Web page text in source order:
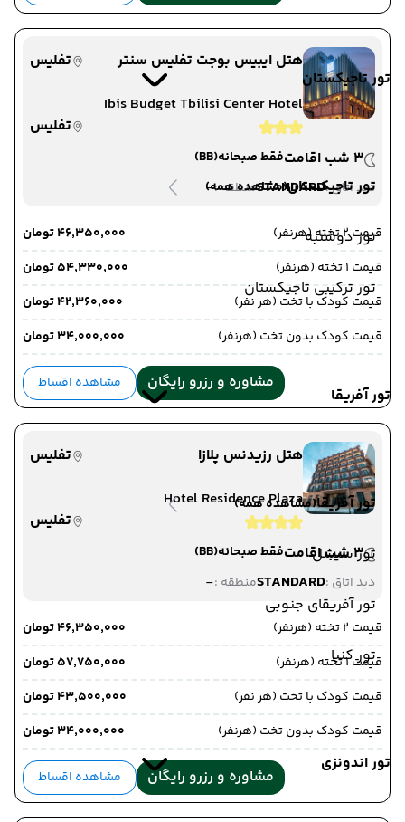
تور تاجیکستان
تور تاجیکستان(مشاهده همه)
تور دوشنبه
تور ترکیبی تاجیکستان
تور آفریقا
تور آفریقا(مشاهده همه)
تور سیشل
تور آفریقای جنوبی
تور کنیا
تور اندونزی
هتل ایبیس بوجت تفلیس سنتر
تفلیس
Ibis Budget Tbilisi Center Hotel
تفلیس
3 شب اقامت
فقط صبحانه(BB)
دید اتاق :STANDARDمنطقه :-
قیمت 2 تخته (هرنفر)
۴۶٬۳۵۰٬۰۰۰ تومان
قیمت 1 تخته (هرنفر)
۵۴٬۳۳۰٬۰۰۰ تومان
قیمت کودک با تخت (هر نفر)
۴۲٬۳۶۰٬۰۰۰ تومان
قیمت کودک بدون تخت (هرنفر)
۳۴٬۰۰۰٬۰۰۰ تومان
مشاوره و رزرو رایگان مشاهده اقساط
هتل رزیدنس پلازا
تفلیس
Hotel Residence Plaza
تفلیس
3 شب اقامت
فقط صبحانه(BB)
دید اتاق :STANDARDمنطقه :-
قیمت 2 تخته (هرنفر)
۴۶٬۳۵۰٬۰۰۰ تومان
قیمت 1 تخته (هرنفر)
۵۷٬۷۵۰٬۰۰۰ تومان
قیمت کودک با تخت (هر نفر)
۴۳٬۵۰۰٬۰۰۰ تومان
قیمت کودک بدون تخت (هرنفر)
۳۴٬۰۰۰٬۰۰۰ تومان
مشاوره و رزرو رایگان مشاهده اقساط